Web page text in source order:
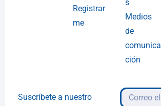
Registrar
me
s
Medios
de
comunica
ción
Suscríbete a nuestro